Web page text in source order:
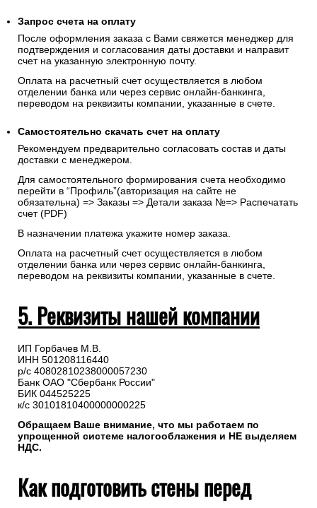
Запрос счета на оплату
После оформления заказа с Вами свяжется менеджер для
подтверждения и согласования даты доставки и направит
счет на указанную электронную почту.
Оплата на расчетный счет осуществляется в любом
отделении банка или через сервис онлайн-банкинга,
переводом на реквизиты компании, указанные в счете.
Самостоятельно скачать счет на оплату
Рекомендуем предварительно согласовать состав и даты
доставки с менеджером.
Для самостоятельного формирования счета необходимо
перейти в “Профиль”(авторизация на сайте не
обязательна) => Заказы => Детали заказа №=> Распечатать
счет (PDF)
В назначении платежа укажите номер заказа.
Оплата на расчетный счет осуществляется в любом
отделении банка или через сервис онлайн-банкинга,
переводом на реквизиты компании, указанные в счете.
5. Реквизиты нашей компании
ИП Горбачев М.В.
ИНН 501208116440
р/с 40802810238000057230
Банк ОАО "Сбербанк России"
БИК 044525225
к/с 30101810400000000225
Обращаем Ваше внимание, что мы работаем по
упрощенной системе налогооблажения и НЕ выделяем
НДС.
Как подготовить стены перед